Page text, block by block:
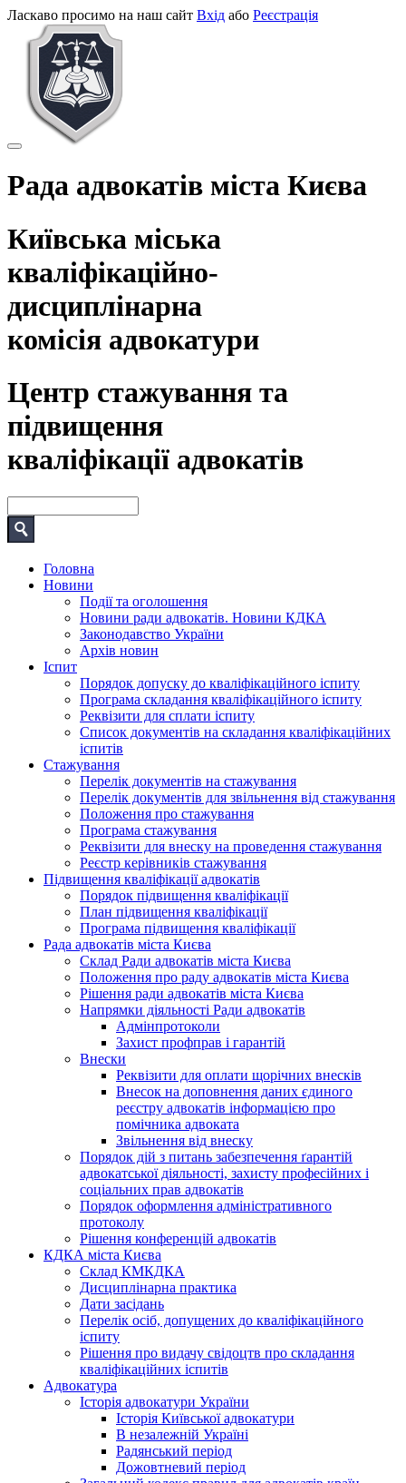
Перейти до основного матеріалу
Ласкаво просимо на наш сайт Вхід або Реєстрація
Рада адвокатів міста Києва
Київська міська
кваліфікаційно-
дисциплінарна
комісія адвокатури
Центр стажування та
підвищення
кваліфікації адвокатів
Головна
Новини
Події та оголошення
Новини ради адвокатів. Новини КДКА
Законодавство України
Архів новин
Іспит
Порядок допуску до кваліфікаційного іспиту
Програма складання кваліфікаційного іспиту
Реквізити для сплати іспиту
Список документів на складання кваліфікаційних
іспитів
Стажування
Перелік документів на стажування
Перелік документів для звільнення від стажування
Положення про стажування
Програма стажування
Реквізити для внеску на проведення стажування
Реєстр керівників стажування
Підвищення кваліфікації адвокатів
Порядок підвищення кваліфікації
План підвищення кваліфікації
Програма підвищення кваліфікації
Рада адвокатів міста Києва
Склад Ради адвокатів міста Києва
Положення про раду адвокатів міста Києва
Рішення ради адвокатів міста Києва
Напрямки діяльності Ради адвокатів
Адмінпротоколи
Захист профправ і гарантій
Внески
Реквізити для оплати щорічних внесків
Внесок на доповнення даних єдиного
реєстру адвокатів інформацією про
помічника адвоката
Звільнення від внеску
Порядок дій з питань забезпечення ґарантій
адвокатської діяльності, захисту професійних і
соціальних прав адвокатів
Порядок оформлення адміністративного
протоколу
Рішення конференцій адвокатів
КДКА міста Києва
Склад КМКДКА
Дисциплінарна практика
Дати засідань
Перелік осіб, допущених до кваліфікаційного
іспиту
Рішення про видачу свідоцтв про складання
кваліфікаційних іспитів
Адвокатура
Історія адвокатури України
Історія Київської адвокатури
В незалежній Україні
Радянський період
Дожовтневий період